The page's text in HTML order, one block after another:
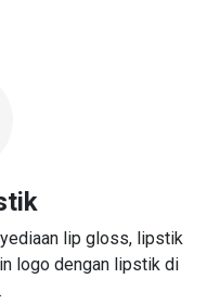
lip gloss, lipstik
logo dengan lipstik di